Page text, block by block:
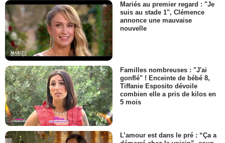
Mariés au premier regard : "Je
suis au stade 1", Clémence
annonce une mauvaise
nouvelle
Familles nombreuses : "J'ai
gonflé" ! Enceinte de bébé 8,
Tiffanie Esposito dévoile
combien elle a pris de kilos en
5 mois
L’amour est dans le pré : “Ça a